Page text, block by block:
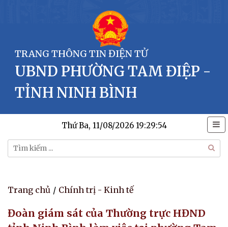
TRANG THÔNG TIN ĐIỆN TỬ
UBND PHƯỜNG TAM ĐIỆP -
TỈNH NINH BÌNH
Thứ Ba, 11/08/2026 19:29:54
Trang chủ / Chính trị - Kinh tế
Đoàn giám sát của Thường trực HĐND